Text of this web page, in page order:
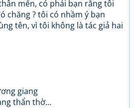
mến, có phải bạn rằng tôi
chăng ? tôi có nhầm ý bạn
tên, vì tôi không là tác giả hai
giang
thẩn thờ...